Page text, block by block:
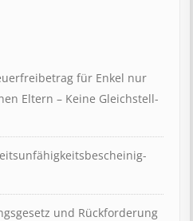
für Enkel nur
Eltern – Keine Gleich­stell­
und Rück­ford­er­ung